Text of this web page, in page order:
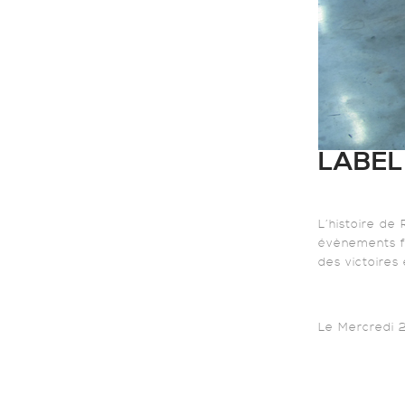
L’histoire de
évènements
des victoires
Le Mercredi